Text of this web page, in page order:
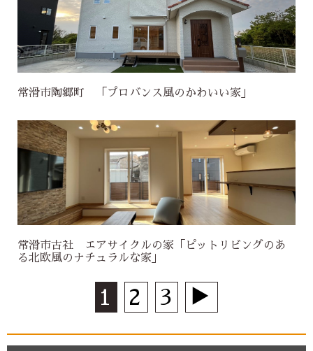
常滑市陶郷町 「プロバンス風のかわいい家」
常滑市古社 エアサイクルの家「ピットリビングのあ
る北欧風のナチュラルな家」
1 2 3 ▶